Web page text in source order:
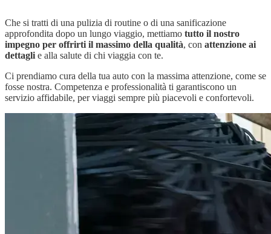
Che si tratti di una pulizia di routine o di una sanificazione
approfondita dopo un lungo viaggio, mettiamo tutto il nostro
impegno per offrirti il massimo della qualità, con attenzione ai
dettaglie alla salute di chi viaggia con te.
Ci prendiamo cura della tua auto con la massima attenzione, come se
fosse nostra. Competenza e professionalità ti garantiscono un
servizio affidabile, per viaggi sempre più piacevoli e confortevoli.